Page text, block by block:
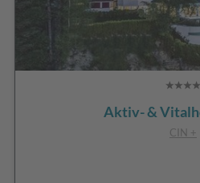
Aktiv- &
CIN +